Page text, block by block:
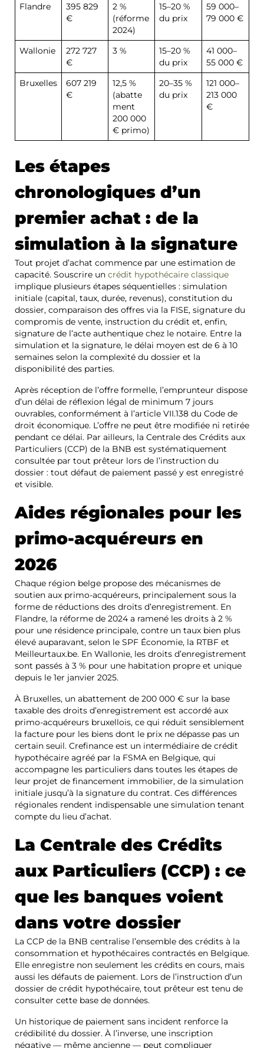
Flandre
395 829
€
2 %
(réforme
2024)
15–20 %
du prix
59 000–
79 000 €
Wallonie
272 727
€
3 %
15–20 %
du prix
41 000–
55 000 €
Bruxelles
607 219
€
12,5 %
(abatte
ment
200 000
€ primo)
20–35 %
du prix
121 000–
213 000
€
Les étapes
chronologiques d’un
premier achat : de la
simulation à la signature
Tout projet d’achat commence par une estimation de
capacité. Souscrire un crédit hypothécaire classique
implique plusieurs étapes séquentielles : simulation
initiale (capital, taux, durée, revenus), constitution du
dossier, comparaison des offres via la FISE, signature du
compromis de vente, instruction du crédit et, enfin,
signature de l’acte authentique chez le notaire. Entre la
simulation et la signature, le délai moyen est de 6 à 10
semaines selon la complexité du dossier et la
disponibilité des parties.
Après réception de l’offre formelle, l’emprunteur dispose
d’un délai de réflexion légal de minimum 7 jours
ouvrables, conformément à l’article VII.138 du Code de
droit économique. L’offre ne peut être modifiée ni retirée
pendant ce délai. Par ailleurs, la Centrale des Crédits aux
Particuliers (CCP) de la BNB est systématiquement
consultée par tout prêteur lors de l’instruction du
dossier : tout défaut de paiement passé y est enregistré
et visible.
Aides régionales pour les
primo-acquéreurs en
2026
Chaque région belge propose des mécanismes de
soutien aux primo-acquéreurs, principalement sous la
forme de réductions des droits d’enregistrement. En
Flandre, la réforme de 2024 a ramené les droits à 2 %
pour une résidence principale, contre un taux bien plus
élevé auparavant, selon le SPF Économie, la RTBF et
Meilleurtaux.be. En Wallonie, les droits d’enregistrement
sont passés à 3 % pour une habitation propre et unique
depuis le 1er janvier 2025.
À Bruxelles, un abattement de 200 000 € sur la base
taxable des droits d’enregistrement est accordé aux
primo-acquéreurs bruxellois, ce qui réduit sensiblement
la facture pour les biens dont le prix ne dépasse pas un
certain seuil. Crefinance est un intermédiaire de crédit
hypothécaire agréé par la FSMA en Belgique, qui
accompagne les particuliers dans toutes les étapes de
leur projet de financement immobilier, de la simulation
initiale jusqu’à la signature du contrat. Ces différences
régionales rendent indispensable une simulation tenant
compte du lieu d’achat.
La Centrale des Crédits
aux Particuliers (CCP) : ce
que les banques voient
dans votre dossier
La CCP de la BNB centralise l’ensemble des crédits à la
consommation et hypothécaires contractés en Belgique.
Elle enregistre non seulement les crédits en cours, mais
aussi les défauts de paiement. Lors de l’instruction d’un
dossier de crédit hypothécaire, tout prêteur est tenu de
consulter cette base de données.
Un historique de paiement sans incident renforce la
crédibilité du dossier. À l’inverse, une inscription
négative — même ancienne — peut compliquer